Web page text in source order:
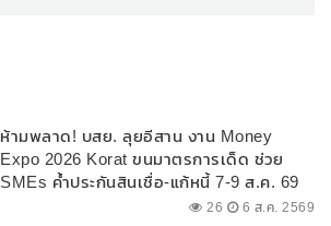
ห้ามพลาด! บสย. ลุยอีสาน งาน Money
Expo 2026 Korat ขนมาตรการเด็ด ช่วย
SMEs ค้ำประกันสินเชื่อ-แก้หนี้ 7-9 ส.ค. 69
26 6 ส.ค. 2569